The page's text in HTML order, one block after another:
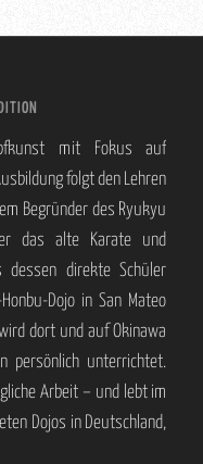
mit Fokus auf
folgt den Lehren
Begründer des Ryukyu
das alte Karate und
dessen direkte Schüler
Dojo in San Mateo
dort und auf Okinawa
persönlich unterrichtet.
Arbeit – und lebt im
Dojos in Deutschland,